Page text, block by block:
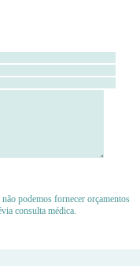
podemos fornecer orçamentos
consulta médica.